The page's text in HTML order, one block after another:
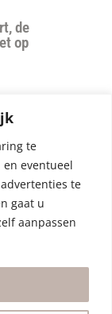
te
eventueel
te
gaat u
aanpassen
de
op